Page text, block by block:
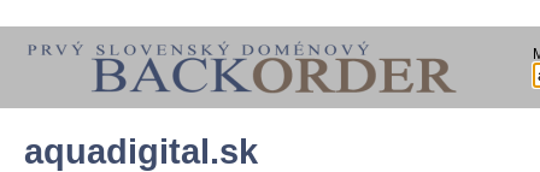
aquadigital.sk